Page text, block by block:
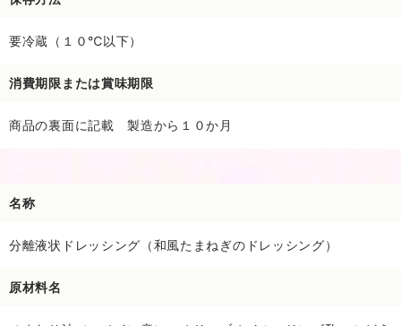
要冷蔵（１０℃以下）
消費期限または賞味期限
商品の裏面に記載 製造から１０か月
名称
分離液状ドレッシング（和風たまねぎのドレッシング）
原材料名